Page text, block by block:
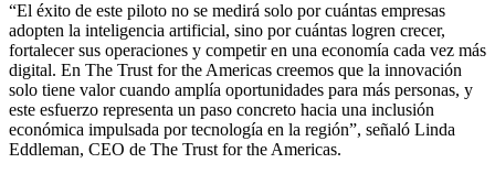
“El éxito de este piloto no se medirá solo por cuántas empresas
adopten la inteligencia artificial, sino por cuántas logren crecer,
fortalecer sus operaciones y competir en una economía cada vez más
digital. En The Trust for the Americas creemos que la innovación
solo tiene valor cuando amplía oportunidades para más personas, y
este esfuerzo representa un paso concreto hacia una inclusión
económica impulsada por tecnología en la región”, señaló Linda
Eddleman, CEO de The Trust for the Americas.